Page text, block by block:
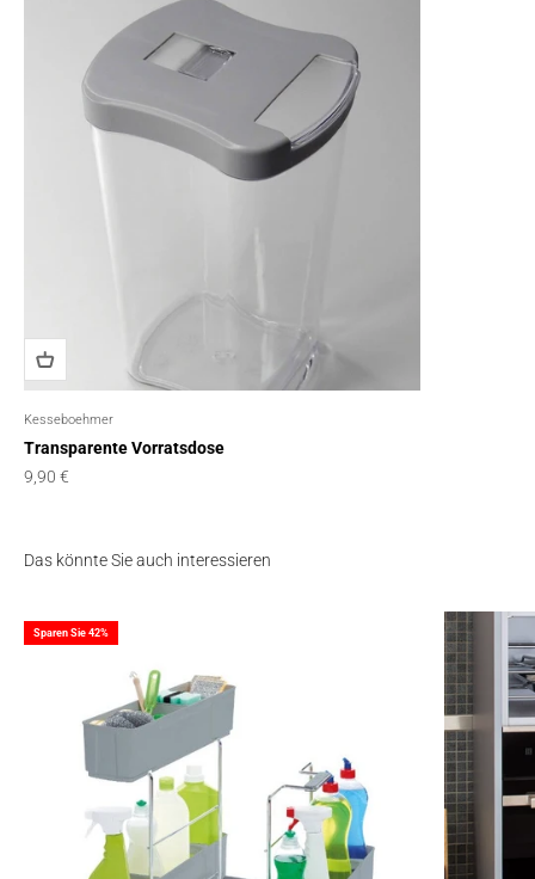
Kesseboehmer
Transparente Vorratsdose
Angebot
9,90 €
Das könnte Sie auch interessieren
Sparen Sie 42%